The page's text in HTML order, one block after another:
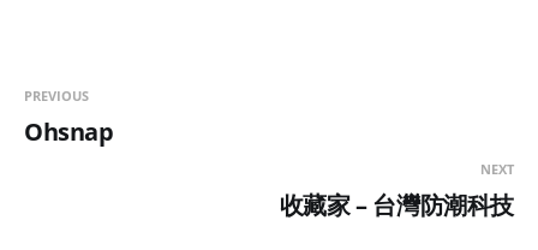
PREVIOUS
Ohsnap
NEXT
收藏家 – 台灣防潮科技